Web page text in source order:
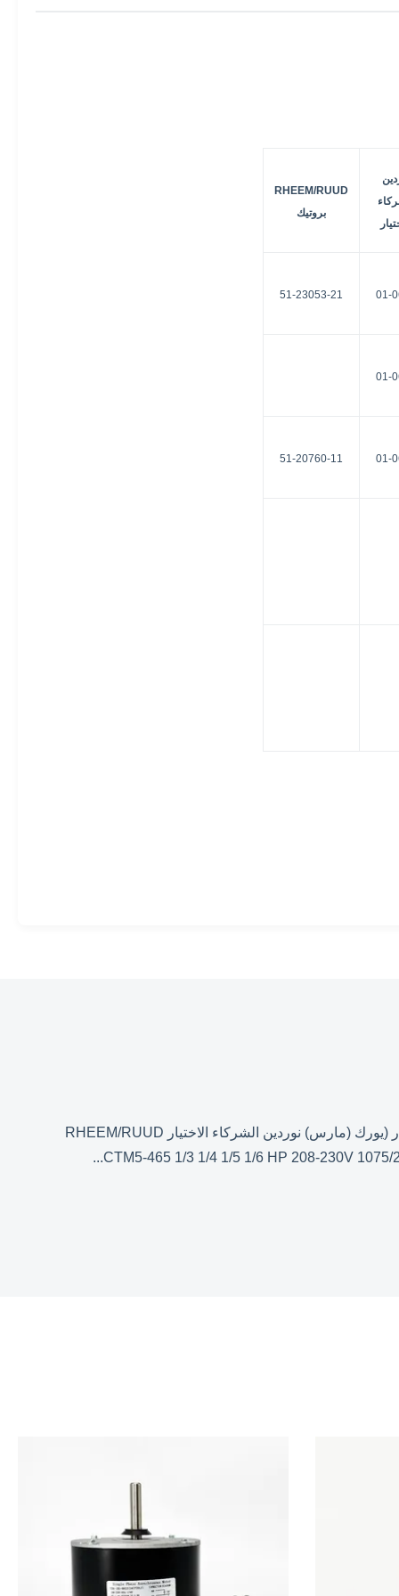
RHEEM/RUUD
بروتيك
01-
51-23053-21
01-
01-
51-20760-11
إشارات متقاطعة ترستيك الوصف القرن/ (أو سميث) فاسكو GE/GENTEQ الولايات المتحدة المحركات (إيميرسون) (واجنر) (مصدر (يورك (مارس) نوردين الشركاء الاختيار RHEEM/RUUD